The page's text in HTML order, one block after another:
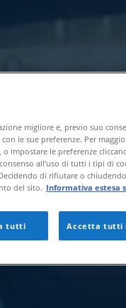
migliore e, previo suo
le sue preferenze. Per
impostare le preferenze
all’uso di tutti i tipi di
di rifiutare o
del sito. Informativa estesa
tutti Accetta tutti